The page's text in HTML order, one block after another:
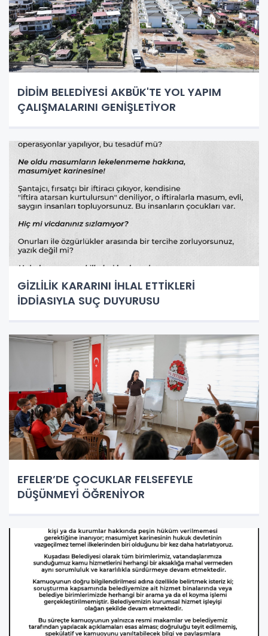
DİDİM BELEDİYESİ AKBÜK'TE YOL YAPIM
ÇALIŞMALARINI GENİŞLETİYOR
GİZLİLİK KARARINI İHLAL ETTİKLERİ
İDDİASIYLA SUÇ DUYURUSU
EFELER’DE ÇOCUKLAR FELSEFEYLE
DÜŞÜNMEYİ ÖĞRENİYOR